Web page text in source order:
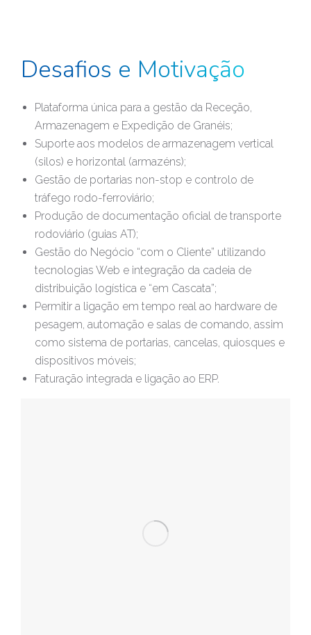
Desafios e Motivação
Plataforma única para a gestão da Receção,
Armazenagem e Expedição de Granéis;
Suporte aos modelos de armazenagem vertical
(silos) e horizontal (armazéns);
Gestão de portarias non-stop e controlo de
tráfego rodo-ferroviário;
Produção de documentação oficial de transporte
rodoviário (guias AT);
Gestão do Negócio “com o Cliente” utilizando
tecnologias Web e integração da cadeia de
distribuição logística e “em Cascata”;
Permitir a ligação em tempo real ao hardware de
pesagem, automação e salas de comando, assim
como sistema de portarias, cancelas, quiosques e
dispositivos móveis;
Faturação integrada e ligação ao ERP.